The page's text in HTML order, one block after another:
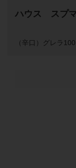
ハウス スプ
（辛口）グレラ